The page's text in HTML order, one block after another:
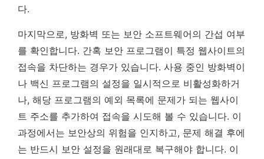
다.
마지막으로, 방화벽 또는 보안 소프트웨어의 간섭 여부
를 확인합니다. 간혹 보안 프로그램이 특정 웹사이트의
접속을 차단하는 경우가 있습니다. 사용 중인 방화벽이
나 백신 프로그램의 설정을 일시적으로 비활성화하거
나, 해당 프로그램의 예외 목록에 문제가 되는 웹사이
트 주소를 추가하여 접속을 시도해 볼 수 있습니다. 이
과정에서는 보안상의 위험을 인지하고, 문제 해결 후에
는 반드시 보안 설정을 원래대로 복구해야 합니다. 이